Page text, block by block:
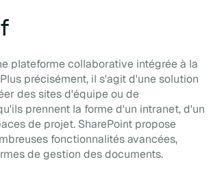
plateforme collaborative intégrée à la
précisément, il s'agit d'une solution
des sites d'équipe ou de
prennent la forme d'un intranet, d'un
de projet. SharePoint propose
fonctionnalités avancées,
de gestion des documents.